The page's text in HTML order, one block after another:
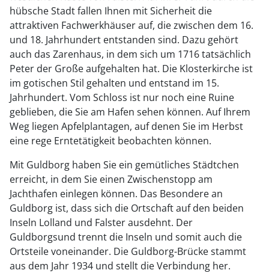
hübsche Stadt fallen Ihnen mit Sicherheit die
attraktiven Fachwerkhäuser auf, die zwischen dem 16.
und 18. Jahrhundert entstanden sind. Dazu gehört
auch das Zarenhaus, in dem sich um 1716 tatsächlich
Peter der Große aufgehalten hat. Die Klosterkirche ist
im gotischen Stil gehalten und entstand im 15.
Jahrhundert. Vom Schloss ist nur noch eine Ruine
geblieben, die Sie am Hafen sehen können. Auf Ihrem
Weg liegen Apfelplantagen, auf denen Sie im Herbst
eine rege Erntetätigkeit beobachten können.
Mit Guldborg haben Sie ein gemütliches Städtchen
erreicht, in dem Sie einen Zwischenstopp am
Jachthafen einlegen können. Das Besondere an
Guldborg ist, dass sich die Ortschaft auf den beiden
Inseln Lolland und Falster ausdehnt. Der
Guldborgsund trennt die Inseln und somit auch die
Ortsteile voneinander. Die Guldborg-Brücke stammt
aus dem Jahr 1934 und stellt die Verbindung her.